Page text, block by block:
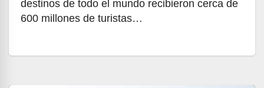
destinos de todo el mundo recibieron cerca de
600 millones de turistas…